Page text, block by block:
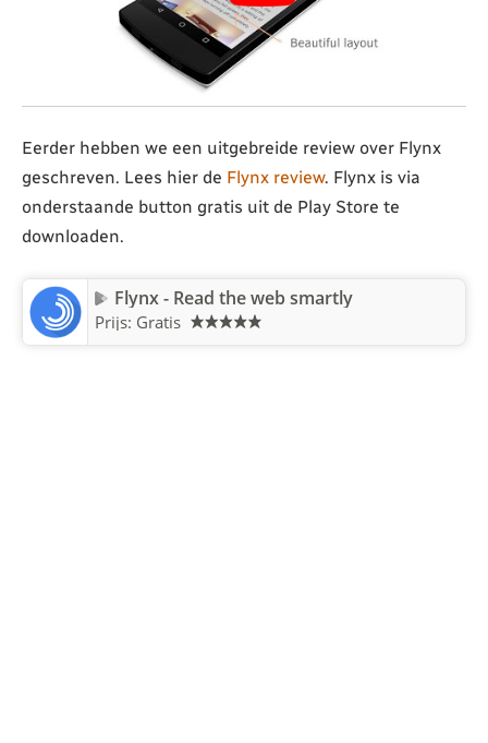
Eerder hebben we een uitgebreide review over Flynx
geschreven. Lees hier de Flynx review. Flynx is via
onderstaande button gratis uit de Play Store te
downloaden.
Flynx - Read the web smartly
Prijs: Gratis